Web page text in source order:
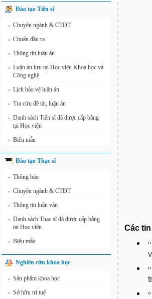
Đào tạo Tiến sĩ
» Chuyên ngành & CTĐT
» Chuẩn đầu ra
» Thông tin luận án
» Luận án lưu tại Học viện Khoa học và
Công nghệ
» Lịch bảo vệ luận án
» Tra cứu đề tài, luận án
» Danh sách Tiến sĩ đã được cấp bằng
tại Học viện
» Biểu mẫu
Đào tạo Thạc sĩ
» Thông báo
» Chuyên ngành & CTĐT
» Thông tin luận văn
» Danh sách Thạc sĩ đã được cấp bằng
tại Học viện
» Biểu mẫu
Nghiên cứu khoa học
» Sản phẩm khoa học
» Sở hữu trí tuệ
Các